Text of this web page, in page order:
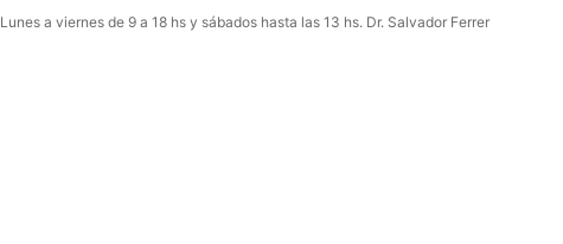
Lunes a viernes de 9 a 18 hs y sábados hasta las 13 hs. Dr. Salvador Ferrer